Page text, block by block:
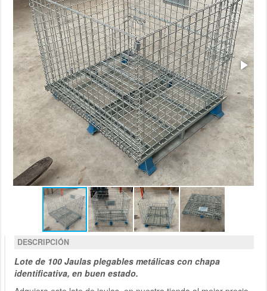
DESCRIPCIÓN
Lote de 100 Jaulas plegables metálicas con chapa
identificativa, en buen estado.